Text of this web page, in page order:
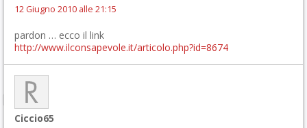
12 Giugno 2010 alle 21:15
pardon … ecco il link
http://www.ilconsapevole.it/articolo.php?id=8674
Ciccio65